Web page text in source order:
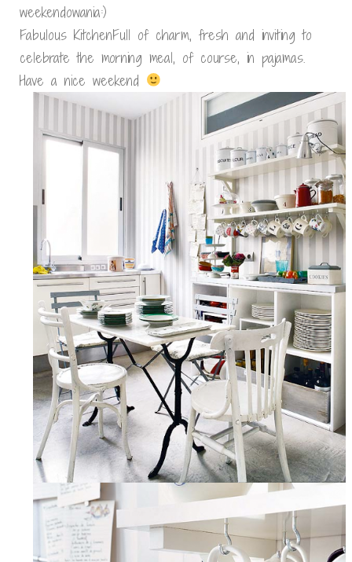
weekendowania:)
Fabulous KitchenFull of charm, fresh and inviting to
celebrate the morning meal, of course, in pajamas.
Have a nice weekend